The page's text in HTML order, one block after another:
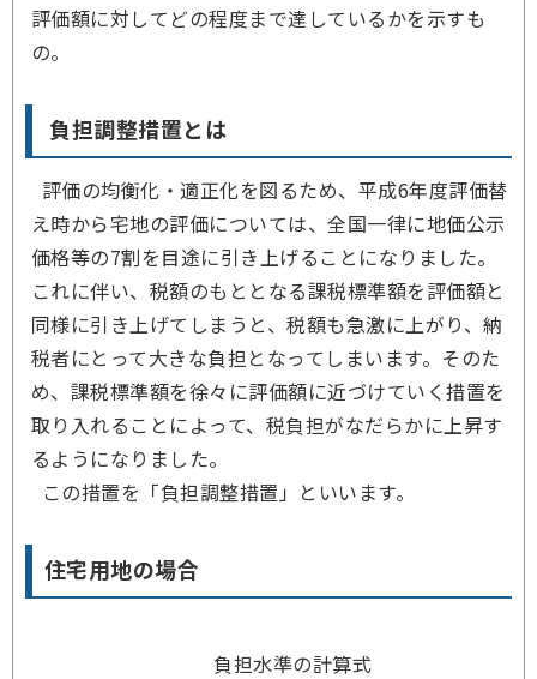
評価額に対してどの程度まで達しているかを示すも
の。
負担調整措置とは
評価の均衡化・適正化を図るため、平成6年度評価替
え時から宅地の評価については、全国一律に地価公示
価格等の7割を目途に引き上げることになりました。
これに伴い、税額のもととなる課税標準額を評価額と
同様に引き上げてしまうと、税額も急激に上がり、納
税者にとって大きな負担となってしまいます。そのた
め、課税標準額を徐々に評価額に近づけていく措置を
取り入れることによって、税負担がなだらかに上昇す
るようになりました。
この措置を「負担調整措置」といいます。
住宅用地の場合
負担水準の計算式